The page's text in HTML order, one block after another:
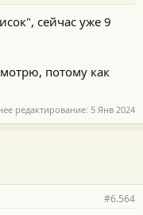
сейчас уже 9
потому как
редактирование: 5 Янв 2024
#6.564